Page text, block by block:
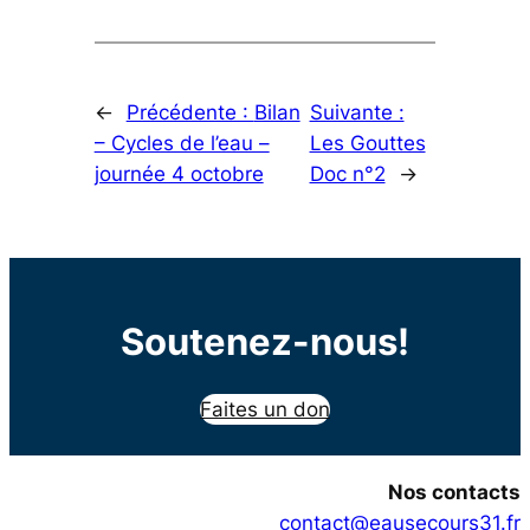
← Précédente : Bilan
– Cycles de l’eau –
journée 4 octobre
Suivante :
Les Gouttes
Doc n°2
→
Soutenez-nous!
Faites un don
Nos contacts
contact@eausecours31.fr